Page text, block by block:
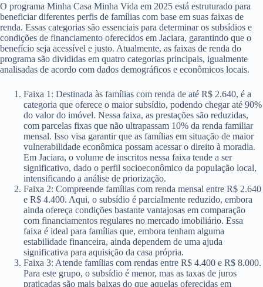
O programa Minha Casa Minha Vida em 2025 está estruturado para
beneficiar diferentes perfis de famílias com base em suas faixas de
renda. Essas categorias são essenciais para determinar os subsídios e
condições de financiamento oferecidos em Jaciara, garantindo que o
benefício seja acessível e justo. Atualmente, as faixas de renda do
programa são divididas em quatro categorias principais, igualmente
analisadas de acordo com dados demográficos e econômicos locais.
Faixa 1: Destinada às famílias com renda de até R$ 2.640, é a
categoria que oferece o maior subsídio, podendo chegar até 90%
do valor do imóvel. Nessa faixa, as prestações são reduzidas,
com parcelas fixas que não ultrapassam 10% da renda familiar
mensal. Isso visa garantir que as famílias em situação de maior
vulnerabilidade econômica possam acessar o direito à moradia.
Em Jaciara, o volume de inscritos nessa faixa tende a ser
significativo, dado o perfil socioeconômico da população local,
intensificando a análise de priorização.
Faixa 2: Compreende famílias com renda mensal entre R$ 2.640
e R$ 4.400. Aqui, o subsídio é parcialmente reduzido, embora
ainda ofereça condições bastante vantajosas em comparação
com financiamentos regulares no mercado imobiliário. Essa
faixa é ideal para famílias que, embora tenham alguma
estabilidade financeira, ainda dependem de uma ajuda
significativa para aquisição da casa própria.
Faixa 3: Atende famílias com rendas entre R$ 4.400 e R$ 8.000.
Para este grupo, o subsídio é menor, mas as taxas de juros
praticadas são mais baixas do que aquelas oferecidas em